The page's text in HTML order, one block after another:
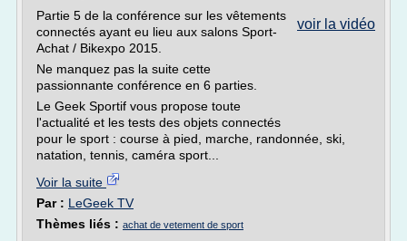
voir la vidéo
Partie 5 de la conférence sur les vêtements
connectés ayant eu lieu aux salons Sport-
Achat / Bikexpo 2015.
Ne manquez pas la suite cette
passionnante conférence en 6 parties.
Le Geek Sportif vous propose toute
l'actualité et les tests des objets connectés
pour le sport : course à pied, marche, randonnée, ski,
natation, tennis, caméra sport...
Voir la suite
Par : LeGeek TV
Thèmes liés : achat de vetement de sport